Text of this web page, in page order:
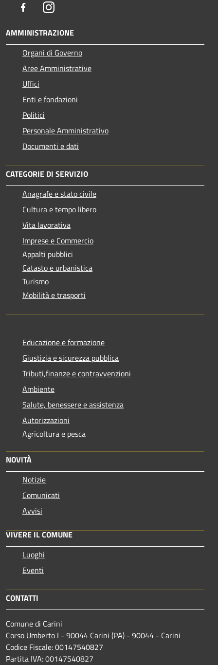
FacebookInstagram
AMMINISTRAZIONE
Organi di Governo
Aree Amministrative
Uffici
Enti e fondazioni
Politici
Personale Amministrativo
Documenti e dati
CATEGORIE DI SERVIZIO
Anagrafe e stato civile
Cultura e tempo libero
Vita lavorativa
Imprese e Commercio
Appalti pubblici
Catasto e urbanistica
Turismo
Mobilità e trasporti
Educazione e formazione
Giustizia e sicurezza pubblica
Tributi,finanze e contravvenzioni
Ambiente
Salute, benessere e assistenza
Autorizzazioni
Agricoltura e pesca
NOVITÀ
Notizie
Comunicati
Avvisi
VIVERE IL COMUNE
Luoghi
Eventi
CONTATTI
Comune di Carini
Corso Umberto I - 90044 Carini (PA) - 90044 - Carini
Codice Fiscale: 00147540827
Partita IVA: 00147540827